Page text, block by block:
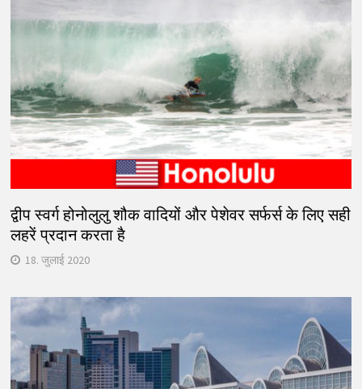
द्वीप स्वर्ग होनोलुलु शौक वादियों और पेशेवर सर्फर्स के लिए सही
लहरें प्रदान करता है
18. जुलाई 2020